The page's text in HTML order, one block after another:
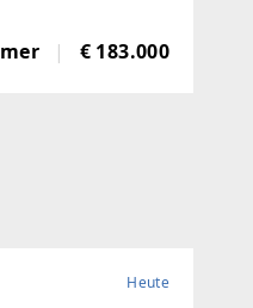
einige
von ca. 15 m²
€ 183.000
Heute